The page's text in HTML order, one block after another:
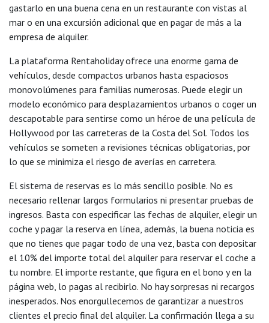
gastarlo en una buena cena en un restaurante con vistas al
mar o en una excursión adicional que en pagar de más a la
empresa de alquiler.
La plataforma Rentaholiday ofrece una enorme gama de
vehículos, desde compactos urbanos hasta espaciosos
monovolúmenes para familias numerosas. Puede elegir un
modelo económico para desplazamientos urbanos o coger un
descapotable para sentirse como un héroe de una película de
Hollywood por las carreteras de la Costa del Sol. Todos los
vehículos se someten a revisiones técnicas obligatorias, por
lo que se minimiza el riesgo de averías en carretera.
El sistema de reservas es lo más sencillo posible. No es
necesario rellenar largos formularios ni presentar pruebas de
ingresos. Basta con especificar las fechas de alquiler, elegir un
coche y pagar la reserva en línea, además, la buena noticia es
que no tienes que pagar todo de una vez, basta con depositar
el 10% del importe total del alquiler para reservar el coche a
tu nombre. El importe restante, que figura en el bono y en la
página web, lo pagas al recibirlo. No hay sorpresas ni recargos
inesperados. Nos enorgullecemos de garantizar a nuestros
clientes el precio final del alquiler. La confirmación llega a su